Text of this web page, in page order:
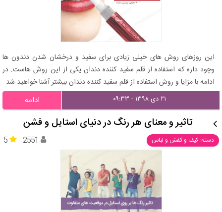
این روزهای روش های خیلی زیادی برای سفید و درخشان شدن دندون ها
وچود داره که استفاده از قلم سفید کننده دندان یکی از این روش هاست. در
ادامه با مزایا و روش استفاده از قلم سفید کننده دندان بیشتر آشنا خواهید شد.
۲۱ دی ۱۳۹۸ - ۰۹:۳۳ ادامه
تاثیر و معنای هر رنگ در دنیای استایل و فشن
دسته: کیف و کفش و لباس 5 2551